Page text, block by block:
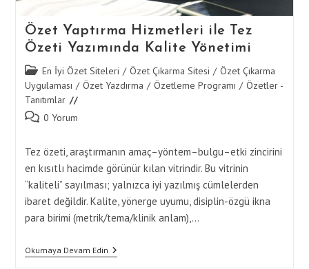
Özet Yaptırma Hizmetleri ile Tez
Özeti Yazımında Kalite Yönetimi
Post
category:
En İyi Özet Siteleri / Özet Çıkarma Sitesi / Özet Çıkarma
Uygulaması / Özet Yazdırma / Özetleme Programı / Özetler -
Tanıtımlar
Post 0 Yorum
Tez özeti, araştırmanın amaç–yöntem–bulgu–etki zincirini
en kısıtlı hacimde görünür kılan vitrindir. Bu vitrinin
“kaliteli” sayılması; yalnızca iyi yazılmış cümlelerden
ibaret değildir. Kalite, yönerge uyumu, disiplin-özgü ikna
para birimi (metrik/tema/klinik anlam),…
Okumaya Devam EdinÖzet
Yaptırma